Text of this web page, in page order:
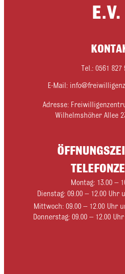
E.V.
Tel.: 0561
E-Mail:
Adresse:
Wilhelmshöher Allee
Montag: 13.00 –
Dienstag: 09.00 – 12.00 Uhr
Mittwoch: 09.00 – 12.00 Uhr
Donnerstag: 09.00 – 12.00